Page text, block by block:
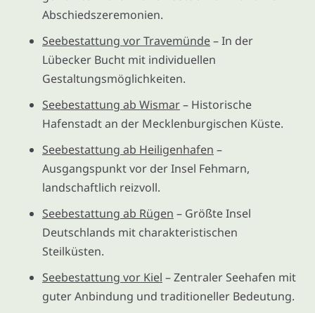
Abschiedszeremonien.
Seebestattung vor Travemünde– In der
Lübecker Bucht mit individuellen
Gestaltungsmöglichkeiten.
Seebestattung ab Wismar– Historische
Hafenstadt an der Mecklenburgischen Küste.
Seebestattung ab Heiligenhafen –
Ausgangspunkt vor der Insel Fehmarn,
landschaftlich reizvoll.
Seebestattung ab Rügen – Größte Insel
Deutschlands mit charakteristischen
Steilküsten.
Seebestattung vor Kiel – Zentraler Seehafen mit
guter Anbindung und traditioneller Bedeutung.